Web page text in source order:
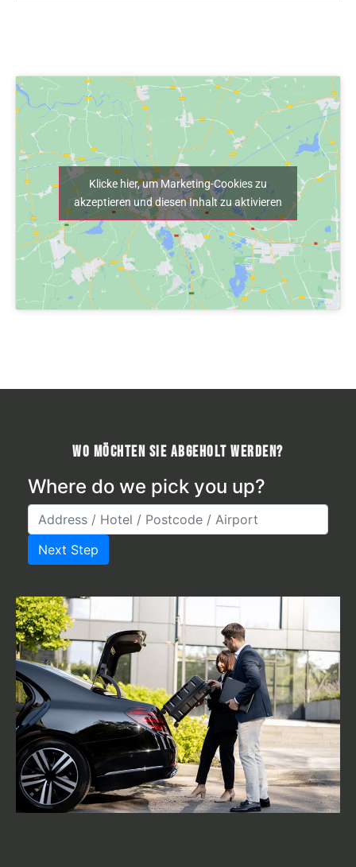
Klicke hier, um Marketing-Cookies zu
akzeptieren und diesen Inhalt zu aktivieren
Wo möchten Sie abgeholt werden?